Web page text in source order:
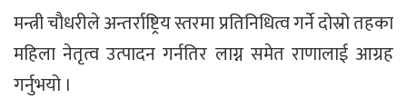
मन्त्री चौधरीले अन्तर्राष्ट्रिय स्तरमा प्रतिनिधित्व गर्ने दोस्रो तहका
महिला नेतृत्व उत्पादन गर्नतिर लाग्न समेत राणालाई आग्रह
गर्नुभयो ।